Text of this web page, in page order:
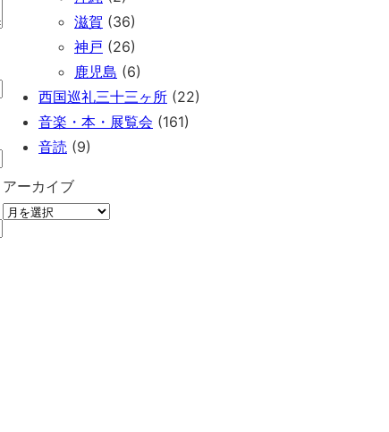
滋賀 (36)
神戸 (26)
鹿児島 (6)
西国巡礼三十三ヶ所 (22)
音楽・本・展覧会 (161)
音読 (9)
アーカイブ